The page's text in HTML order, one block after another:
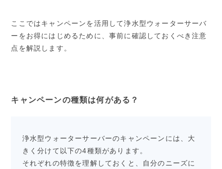
ここではキャンペーンを活用して浄水型ウォーターサーバ
ーをお得にはじめるために、事前に確認しておくべき注意
点を解説します。
キャンペーンの種類は何がある？
浄水型ウォーターサーバーのキャンペーンには、大
きく分けて以下の4種類があります。
それぞれの特徴を理解しておくと、自分のニーズに